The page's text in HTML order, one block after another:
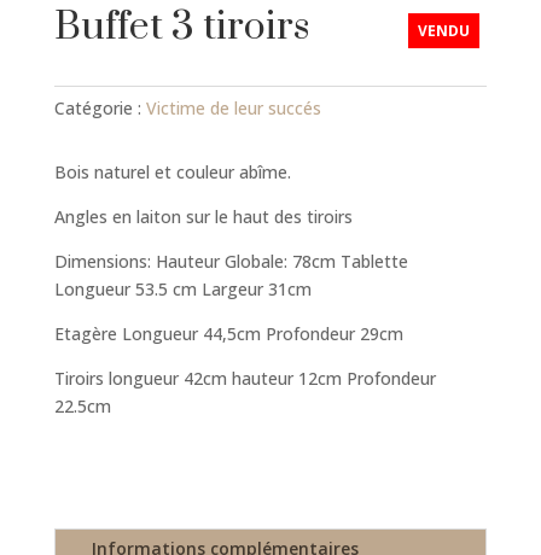
Buffet 3 tiroirs
Catégorie : Victime de leur succés
Bois naturel et couleur abîme.
Angles en laiton sur le haut des tiroirs
Dimensions: Hauteur Globale: 78cm Tablette
Longueur 53.5 cm Largeur 31cm
Etagère Longueur 44,5cm Profondeur 29cm
Tiroirs longueur 42cm hauteur 12cm Profondeur
22.5cm
VENDU
Informations complémentaires